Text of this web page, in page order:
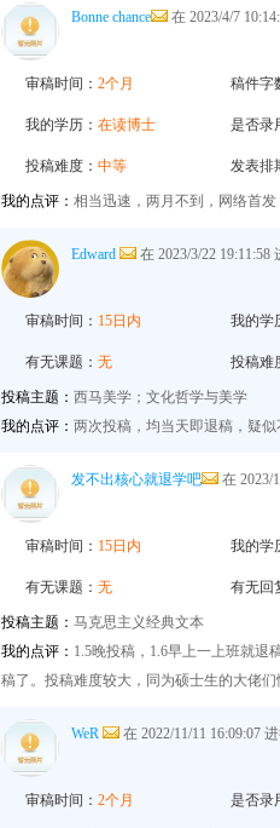
Bonne chance 在 2023/4/7
审稿时间： 2个月 稿件字
我的学历： 在读博士 是否录
投稿难度： 中等 发表排
我的点评： 相当迅速，两月不到，网络首
Edward 在 2023/3/22
审稿时间： 15日内 我的学
有无课题： 无 投稿难
投稿主题： 西马美学；文化哲学与美学
我的点评： 两次投稿，均当天即退稿，疑
发不出核心就退学吧 在 2023/
审稿时间： 15日内 我的学
有无课题： 无 有无回
投稿主题： 马克思主义经典文本
我的点评： 1.5晚投稿，1.6早上一上班就
稿了。投稿难度较大，同为硕士生的大佬们
WeR 在 2022/11/11 16:09:07
审稿时间： 2个月 是否录